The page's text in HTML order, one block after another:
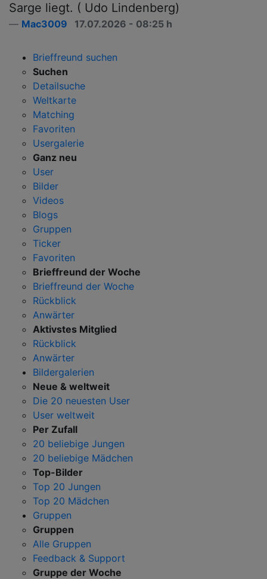
Sarge liegt. ( Udo Lindenberg)
Mac3009 17.07.2026 - 08:25 h
Brieffreund suchen
Suchen
Detailsuche
Weltkarte
Matching
Favoriten
Usergalerie
Ganz neu
User
Bilder
Videos
Blogs
Gruppen
Ticker
Favoriten
Brieffreund der Woche
Brieffreund der Woche
Rückblick
Anwärter
Aktivstes Mitglied
Rückblick
Anwärter
Bildergalerien
Neue & weltweit
Die 20 neuesten User
User weltweit
Per Zufall
20 beliebige Jungen
20 beliebige Mädchen
Top-Bilder
Top 20 Jungen
Top 20 Mädchen
Gruppen
Gruppen
Alle Gruppen
Feedback & Support
Gruppe der Woche